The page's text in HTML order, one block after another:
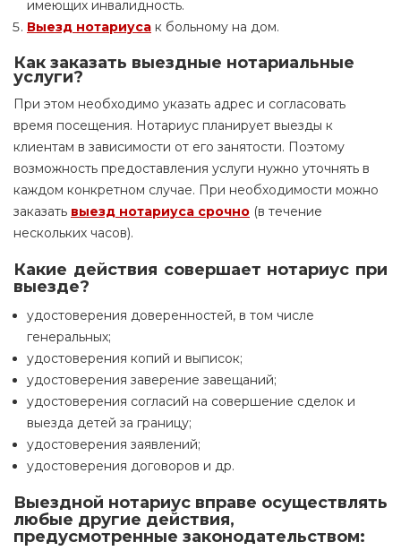
имеющих инвалидность.
Выезд нотариуса к больному на дом.
Как заказать выездные нотариальные
услуги?
При этом необходимо указать адрес и согласовать
время посещения. Нотариус планирует выезды к
клиентам в зависимости от его занятости. Поэтому
возможность предоставления услуги нужно уточнять в
каждом конкретном случае. При необходимости можно
заказать выезд нотариуса срочно (в течение
нескольких часов).
Какие действия совершает нотариус при
выезде?
удостоверения доверенностей, в том числе
генеральных;
удостоверения копий и выписок;
удостоверения заверение завещаний;
удостоверения согласий на совершение сделок и
выезда детей за границу;
удостоверения заявлений;
удостоверения договоров и др.
Выездной нотариус вправе осуществлять
любые другие действия,
предусмотренные законодательством: